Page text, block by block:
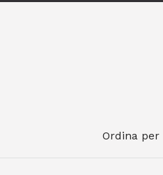
Ordina per